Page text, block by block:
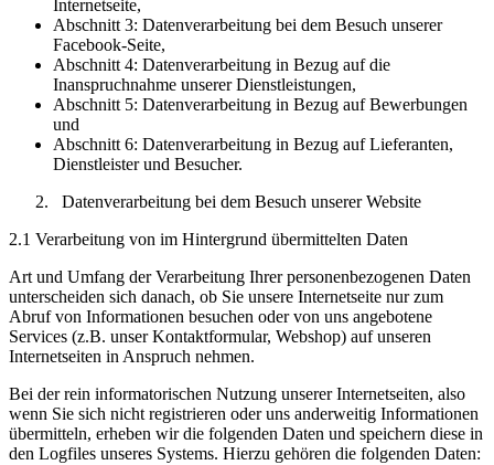
Internetseite,
Abschnitt 3: Datenverarbeitung bei dem Besuch unserer
Facebook-Seite,
Abschnitt 4: Datenverarbeitung in Bezug auf die
Inanspruchnahme unserer Dienstleistungen,
Abschnitt 5: Datenverarbeitung in Bezug auf Bewerbungen
und
Abschnitt 6: Datenverarbeitung in Bezug auf Lieferanten,
Dienstleister und Besucher.
Datenverarbeitung bei dem Besuch unserer Website
2.1 Verarbeitung von im Hintergrund übermittelten Daten
Art und Umfang der Verarbeitung Ihrer personenbezogenen Daten
unterscheiden sich danach, ob Sie unsere Internetseite nur zum
Abruf von Informationen besuchen oder von uns angebotene
Services (z.B. unser Kontaktformular, Webshop) auf unseren
Internetseiten in Anspruch nehmen.
Bei der rein informatorischen Nutzung unserer Internetseiten, also
wenn Sie sich nicht registrieren oder uns anderweitig Informationen
übermitteln, erheben wir die folgenden Daten und speichern diese in
den Logfiles unseres Systems. Hierzu gehören die folgenden Daten: